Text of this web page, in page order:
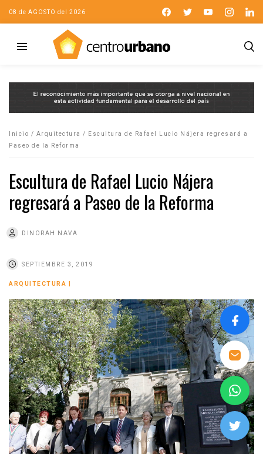
08 de AGOSTO del 2026
Inicio / Arquitectura /
Escultura de Rafael Lucio Nájera regresará a
Paseo de la Reforma
Escultura de Rafael Lucio Nájera
regresará a Paseo de la Reforma
DINORAH NAVA
SEPTIEMBRE 3, 2019
ARQUITECTURA